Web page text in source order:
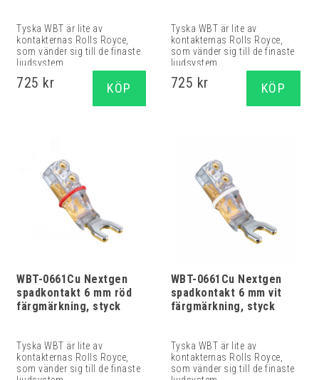
Tyska WBT är lite av
kontakternas Rolls Royce,
som vänder sig till de finaste
ljudsystem...
725 kr KÖP
Tyska WBT är lite av
kontakternas Rolls Royce,
som vänder sig till de finaste
ljudsystem...
725 kr KÖP
WBT-0661Cu Nextgen
spadkontakt 6 mm röd
färgmärkning, styck
Tyska WBT är lite av
kontakternas Rolls Royce,
som vänder sig till de finaste
WBT-0661Cu Nextgen
spadkontakt 6 mm vit
färgmärkning, styck
Tyska WBT är lite av
kontakternas Rolls Royce,
som vänder sig till de finaste